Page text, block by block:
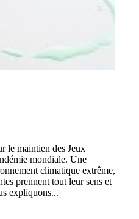
le maintien des Jeux
mondiale. Une
climatique extrême,
prennent tout leur sens et
expliquons...